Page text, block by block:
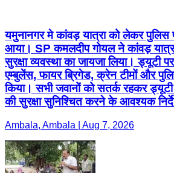
यमुनानगर मे कांवड़ यात्रा को लेकर
आया। SP कमलदीप गोयल ने कांवड़
सुरक्षा व्यवस्था का जायजा लिया। ड्यूटी
एम्बुलेंस, फायर ब्रिगेड, क्रेन टीमों और
किया। सभी जवानों को सतर्क रहकर
की सुरक्षा सुनिश्चित करने के आवश्यक
Ambala, Ambala | Aug 7, 2026